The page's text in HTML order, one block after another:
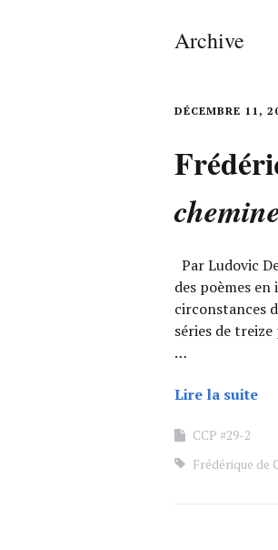
Archive
DÉCEMBRE 11,
Par Ludovic
des poèmes
circonstances
séries de
…
Lire la suite
CCP #29-2
Frédérique de